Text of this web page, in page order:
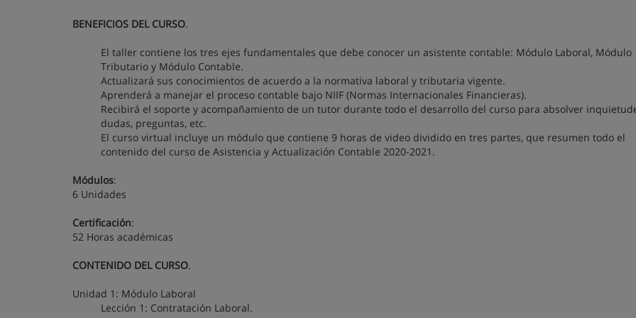
BENEFICIOS DEL CURSO.
El taller contiene los tres ejes fundamentales que debe conocer un asistente contable: Módulo Laboral, Módulo
Tributario y Módulo Contable.
Actualizará sus conocimientos de acuerdo a la normativa laboral y tributaria vigente.
Aprenderá a manejar el proceso contable bajo NIIF (Normas Internacionales Financieras).
Recibirá el soporte y acompañamiento de un tutor durante todo el desarrollo del curso para absolver
dudas, preguntas, etc.
El curso virtual incluye un módulo que contiene 9 horas de video dividido en tres partes, que resumen todo el
contenido del curso de Asistencia y Actualización Contable 2020-2021.​
Módulos:
6 Unidades
Certificación:
52 Horas académicas
CONTENIDO DEL CURSO.
Unidad 1: Módulo Laboral
Lección 1: Contratación Laboral.